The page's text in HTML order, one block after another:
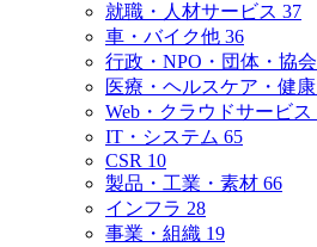
就職・人材サービス 37
車・バイク他 36
行政・NPO・団体・協会
医療・ヘルスケア・健康
Web・クラウドサービス
IT・システム 65
CSR 10
製品・工業・素材 66
インフラ 28
事業・組織 19